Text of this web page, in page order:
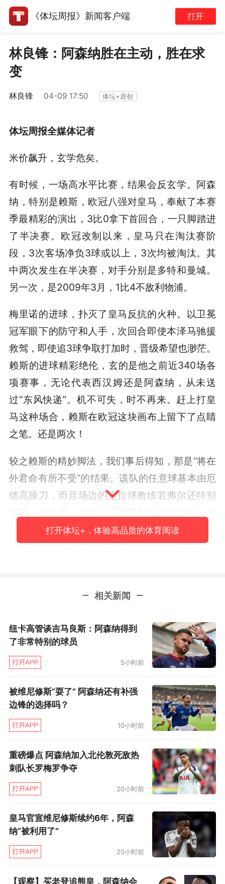
《体坛周报》新闻客户端 打开
林良锋：阿森纳胜在主动，胜在求
变
林良锋 04-09 17:50 体坛+原创
体坛周报全媒体记者
米价飙升，玄学危矣。
有时候，一场高水平比赛，结果会反玄学。阿森
纳，特别是赖斯，欧冠八强对皇马，奉献了本赛
季最精彩的演出，3比0拿下首回合，一只脚踏进
了半决赛。欧冠改制以来，皇马只在淘汰赛阶
段，3次客场净负3球或以上，3次均被淘汰。其
中两次发生在半决赛，对手分别是多特和曼城。
另一次，是2009年3月，1比4不敌利物浦。
梅里诺的进球，扑灭了皇马反抗的火种。以卫冕
冠军眼下的防守和人手，次回合即使本泽马驰援
救驾，即使追3球争取打加时，晋级希望也渺茫。
赖斯的进球精彩绝伦，玄的是他之前近340场各
项赛事，无论代表西汉姆还是阿森纳，从未送
过“东风快递”。机不可失，时不再来。赶上打皇
马这种场合，赖斯在欧冠这块画布上留下了点睛
之笔。还是两次！
较之赖斯的精妙脚法，我们事后得知，那是“将在
外君命有所不受”的结果。该队的任意球基本由厄
德高操刀，而且场边的定位球教练若弗尔还特别
心试试运气。萨卡还给赖斯打气：“你有感觉不妨
一试！”一击致命。皇马的人墙也不理想，库尔图
个缺口，沿着卡洛斯的弧线，擦柱飞进大门。12
然没有吸取教训。这次的发射位置又朝左挪了10
码，赖斯还是决定试试运气。打远角，库尔图瓦
再次被涮。皮球钻了死角挂网。什么是无中生
欧冠改制以来，赖斯是淘汰赛一场罚进两个任意
球的第一人。这两次东风快递，预期进球值都很
分时候这种机会能把握一次都算烧高香，遑论两
回，也难怪教练不建议赖斯射门。但咱们之前不
是见过孔帕尼在相似场合，大家都默默念叨：队
长别开枪！他不还是一记惊天远射，轰开了莱斯
特城的大门，助曼城拿下英超？
阿森纳本场12次起脚，整体预期进球值高达
1.64，皇马0.5，折射出阿森纳全面占优的实况。
打开体坛+，体验高品质的体育阅读
相关新闻
纽卡高管谈吉马良斯：阿森纳得到
了非常特别的球员
5小时前
被维尼修斯“耍了” 阿森纳还有补强
边锋的选择吗？
10小时前
重磅爆点 阿森纳加入北伦敦死敌热
刺队长罗梅罗争夺
20小时前
皇马官宣维尼修斯续约6年，阿森
纳“被利用了”
20小时前
【观察】买老登追熊皇，阿森纳会